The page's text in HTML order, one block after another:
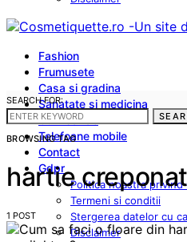
Fashion
Frumusete
Casa si gradina
Sanatate si medicina
Cum sa fac
Telefoane mobile
Contact
Gdpr
Politica noastra privind
Termeni si conditii
Stergerea datelor cu
Disclaimer
SEARCH FOR:
BROWSING TAG
hartie
1 POST